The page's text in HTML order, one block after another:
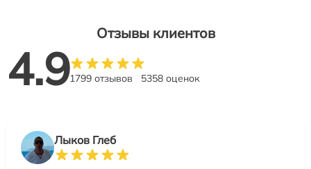
Отзывы клиентов
4.91799 отзывов 5358 оценок
Лыков Глеб